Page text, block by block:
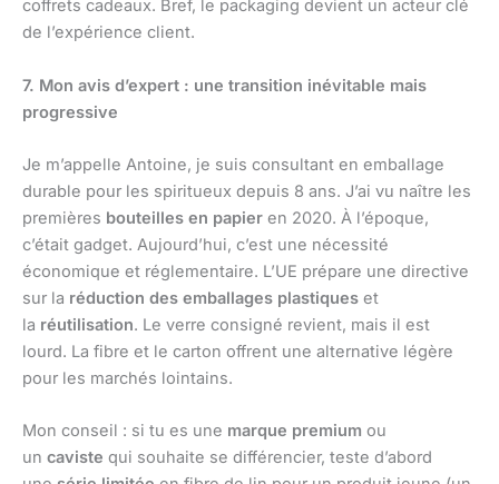
coffrets cadeaux. Bref, le packaging devient un acteur clé
de l’expérience client.
7. Mon avis d’expert : une transition inévitable mais
progressive
Je m’appelle Antoine, je suis consultant en emballage
durable pour les spiritueux depuis 8 ans. J’ai vu naître les
premières bouteilles en papier en 2020. À l’époque,
c’était gadget. Aujourd’hui, c’est une nécessité
économique et réglementaire. L’UE prépare une directive
sur la réduction des emballages plastiques et
la réutilisation. Le verre consigné revient, mais il est
lourd. La fibre et le carton offrent une alternative légère
pour les marchés lointains.
Mon conseil : si tu es une marque premium ou
un caviste qui souhaite se différencier, teste d’abord